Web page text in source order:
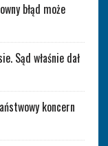
błąd może
Sąd właśnie dał
koncern